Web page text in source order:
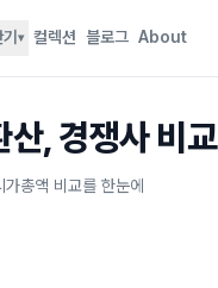
▾ 컬렉션 블로그 About
, 경쟁사 비교
총액 비교를 한눈에